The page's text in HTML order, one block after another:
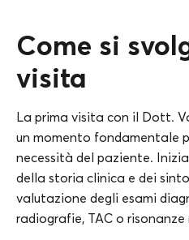
Come si
visita
La prima visita con il Dott.
un momento fondamentale
necessità del paziente.
della storia clinica e dei
valutazione degli esami
radiografie, TAC o